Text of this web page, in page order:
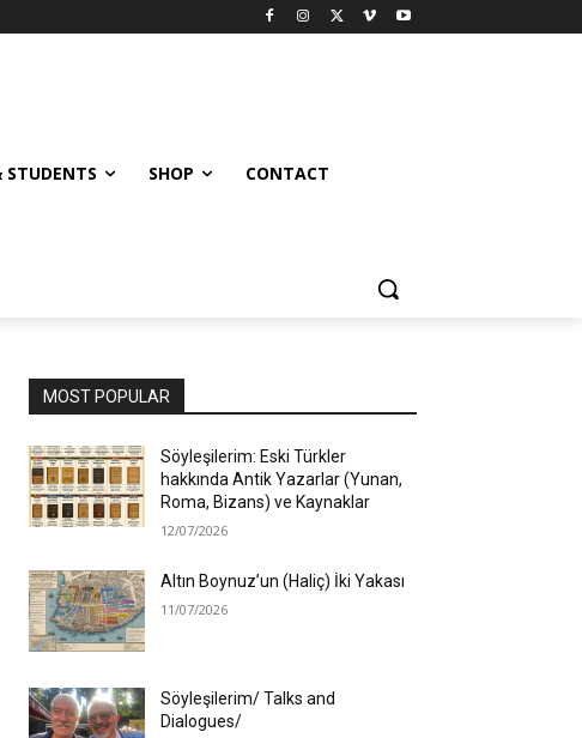
STUDENTS SHOP CONTACT
MOST POPULAR
Söyleşilerim: Eski Türkler
hakkında Antik Yazarlar (Yunan,
Roma, Bizans) ve Kaynaklar
12/07/2026
Altın Boynuz’un (Haliç) İki Yakası
11/07/2026
Söyleşilerim/ Talks and
Dialogues/